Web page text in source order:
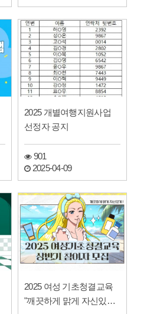
2025 개별여행지원사업
선정자 공지
901
2025-04-09
2025 여성 기초청결교육
"깨끗하게 맑게 자신있게"